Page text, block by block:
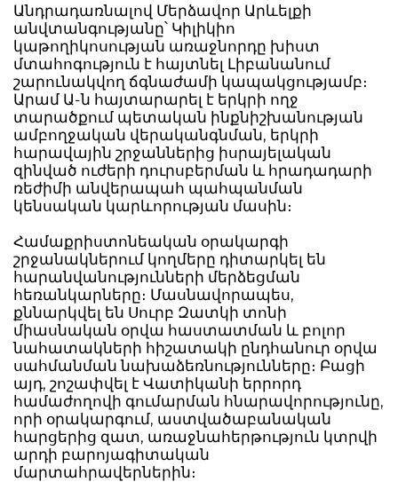
Անդրադառնալով Մերձավոր Արևելքի
անվտանգությանը՝ Կիլիկիո
կաթողիկոսության առաջնորդը խիստ
մտահոգություն է հայտնել Լիբանանում
շարունակվող ճգնաժամի կապակցությամբ։
Արամ Ա-ն հայտարարել է երկրի ողջ
տարածքում պետական ինքնիշխանության
ամբողջական վերականգնման, երկրի
հարավային շրջաններից իսրայելական
զինված ուժերի դուրսբերման և հրադադարի
ռեժիմի անվերապահ պահպանման
կենսական կարևորության մասին։
Համաքրիստոնեական օրակարգի
շրջանակներում կողմերը դիտարկել են
հարանվանությունների մերձեցման
հեռանկարները։ Մասնավորապես,
քննարկվել են Սուրբ Զատկի տոնի
միասնական օրվա հաստատման և բոլոր
նահատակների հիշատակի ընդհանուր օրվա
սահմանման նախաձեռնությունները։ Բացի
այդ, շոշափվել է Վատիկանի երրորդ
համաժողովի գումարման հնարավորությունը,
որի օրակարգում, աստվածաբանական
հարցերից զատ, առաջնահերթություն կտրվի
արդի բարոյագիտական
մարտահրավերներին։